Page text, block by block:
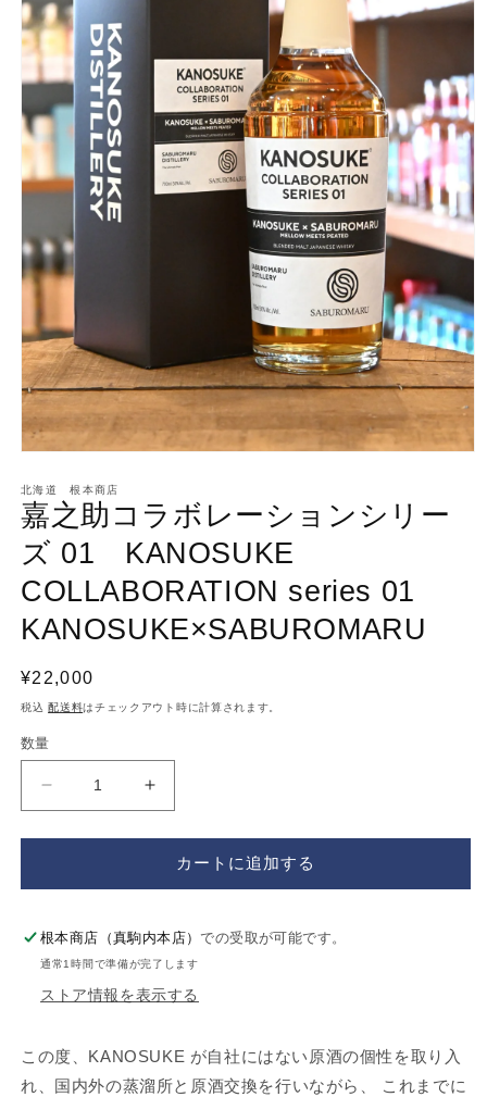
ダ
ル
メ
ィ
ア
(1)
開
北海道 根本商店
嘉之助コラボレーションシリー
ズ 01 KANOSUKE
COLLABORATION series 01
KANOSUKE×SABUROMARU
通
常
格
¥22,000
税込配送料はチェックアウト時に計算されます。
数量
ボ
レ
シ
ン
シ
嘉
ボ
シ
ン
シ
カートに追加する
根本商店（真駒内本店）での受取が可能です。
通常1時間で準備が完了します
ストア情報を表示する
この度、KANOSUKE が自社にはない原酒の個性を取り入
れ、国内外の蒸溜所と原酒交換を行いながら、 これまでに